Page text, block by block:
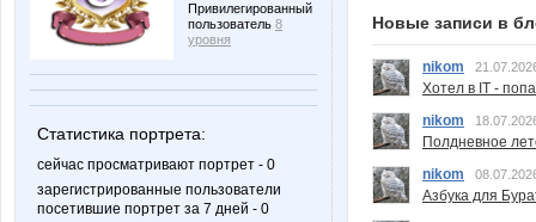
Привилегированный
пользователь 8
уровня
Статистика портрета:
сейчас просматривают портрет - 0
зарегистрированные пользователи
посетившие портрет за 7 дней - 0
Новые записи в
nikom
Хотел в IT -
nikom
Полдневное
nikom
Азбука для